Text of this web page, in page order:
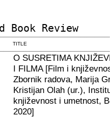
Book Review
TITLE
O SUSRETIMA
I FILMA [Film i
Zbornik radova, Marija
Kristijan Olah (ur.),
književnost i umetnost,
2020]